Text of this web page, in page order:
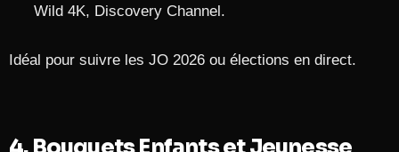
Wild 4K, Discovery Channel.
Idéal pour suivre les JO 2026 ou élections en direct.